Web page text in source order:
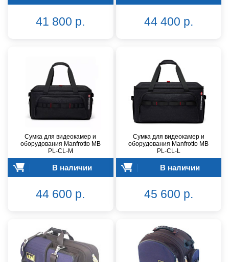
41 800 р. 44 400 р.
Сумка для видеокамер и
оборудования Manfrotto MB
PL-CL-M
В наличии
44 600 р.
Сумка для видеокамер и
оборудования Manfrotto MB
PL-CL-L
В наличии
45 600 р.